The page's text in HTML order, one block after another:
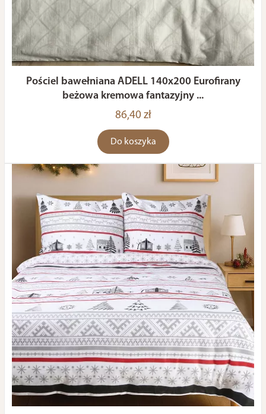
Pościel bawełniana ADELL 140x200 Eurofirany
beżowa kremowa fantazyjny ...
86,40 zł
Do koszyka